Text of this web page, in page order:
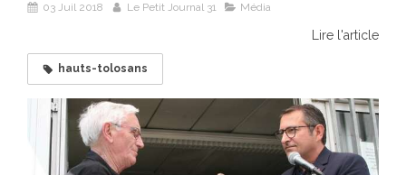
03 Juil 2018 Le Petit Journal 31 Média
Lire l'article
hauts-tolosans